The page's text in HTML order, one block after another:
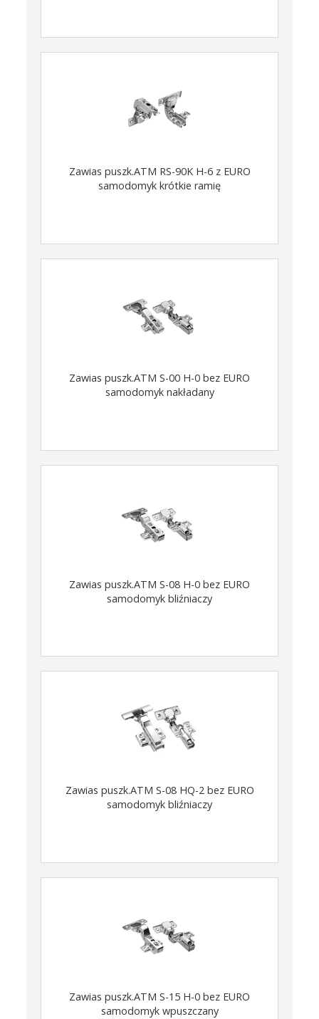
Zawias puszk.ATM RS-90K H-6 z EURO
samodomyk krótkie ramię
Zawias puszk.ATM S-00 H-0 bez EURO
samodomyk nakładany
Zawias puszk.ATM S-08 H-0 bez EURO
samodomyk bliźniaczy
Zawias puszk.ATM S-08 HQ-2 bez EURO
samodomyk bliźniaczy
Zawias puszk.ATM S-15 H-0 bez EURO
samodomyk wpuszczany